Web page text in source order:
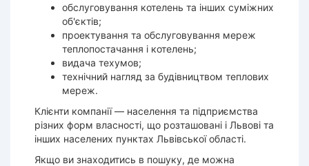
обслуговування котелень та інших суміжних
об'єктів;
проектування та обслуговування мереж
теплопостачання і котелень;
видача техумов;
технічний нагляд за будівництвом теплових
мереж.
Клієнти компанії — населення та підприємства
різних форм власності, що розташовані і Львові та
інших населених пунктах Львівської області.
Якщо ви знаходитись в пошуку, де можна